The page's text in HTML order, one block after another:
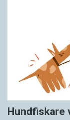
Hundfiskare